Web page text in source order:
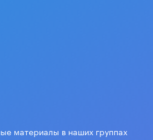
материалы в наших группах